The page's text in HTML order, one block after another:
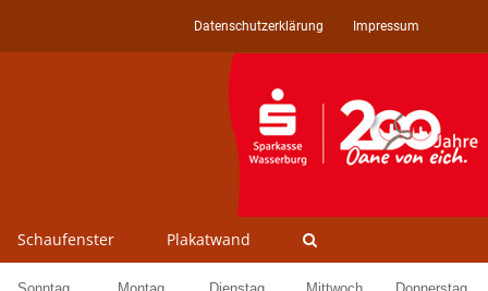
Datenschutzerklärung Impressum
Schaufenster Plakatwand